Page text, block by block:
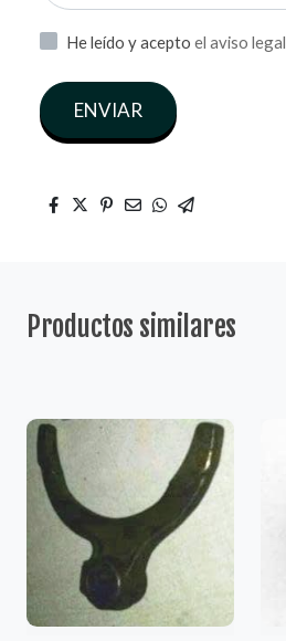
He leído y acepto el aviso legal
ENVIAR
Productos similares